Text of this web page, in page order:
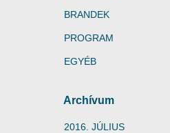
BRANDEK
PROGRAM
EGYÉB
Archívum
2016. JÚLIUS